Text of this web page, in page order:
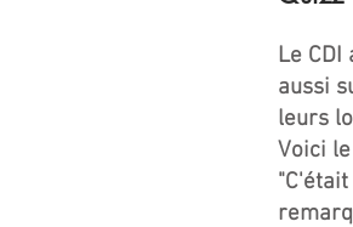
Le
aussi
leurs
Voici